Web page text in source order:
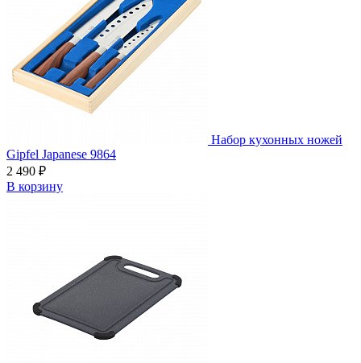
Набор кухонных ножей
Gipfel Japanese 9864
2 490 ₽
В корзину